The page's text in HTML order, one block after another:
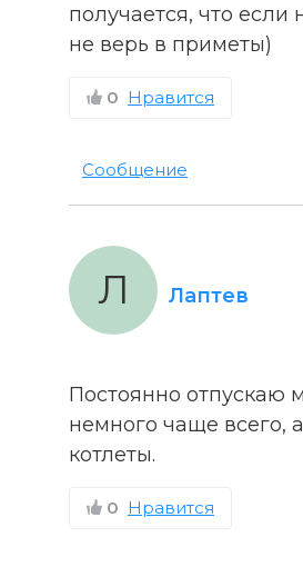
получается, что если
не верь в приметы)
0 Нравится
Сообщение
Лаптев
Л
Постоянно отпускаю
немного чаще всего,
котлеты.
0 Нравится